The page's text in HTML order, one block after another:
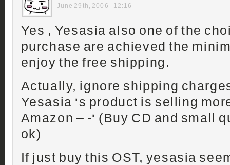
June 29th, 2006 - 12:16
Yes , Yesasia also one of the
purchase are achieved the
enjoy the free shipping.
Actually, ignore shipping
Yesasia ‘s product is selling
Amazon – -‘ (Buy CD and small
ok)
If just buy this OST, yesasia